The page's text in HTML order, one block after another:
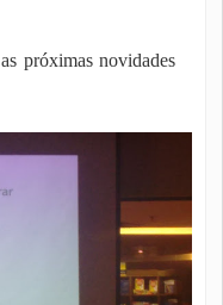
próximas novidades